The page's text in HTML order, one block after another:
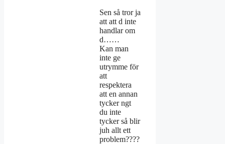
Sen så tror ja
att att d inte
handlar om
d……
Kan man
inte ge
utrymme för
att
respektera
att en annan
tycker ngt
du inte
tycker så blir
juh allt ett
problem????